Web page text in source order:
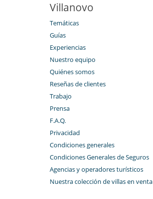
Villanovo
Temáticas
Guías
Experiencias
Nuestro equipo
Quiénes somos
Reseñas de clientes
Trabajo
Prensa
F.A.Q.
Privacidad
Condiciones generales
Condiciones Generales de Seguros
Agencias y operadores turísticos
Nuestra colección de villas en venta